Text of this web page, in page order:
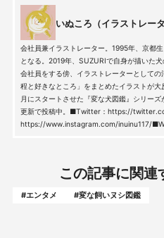
いぬころ（イラストレータ
会社員兼イラストレーター。1995年、京都
となる。2019年、SUZURIで自身が描いた
会社員をする傍、イラストレーターとして
程と好きなところ」をまとめたイラストが
月にスタートさせた『変な犬図鑑』シリー
更新で投稿中。■Twitter：https://
https://www.instagram.com/inuinu117/
この記事に関連
#エンタメ #変な飼いヌシ図鑑